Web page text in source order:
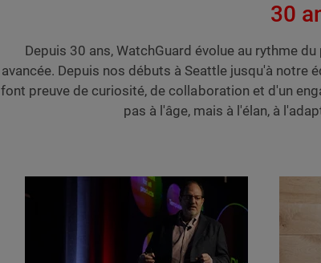
30
Depuis 30 ans, WatchGuard évolue au rythme
avancée. Depuis nos débuts à Seattle jusqu'à notre
font preuve de curiosité, de collaboration et d'un
pas à l'âge, mais à l'élan, à